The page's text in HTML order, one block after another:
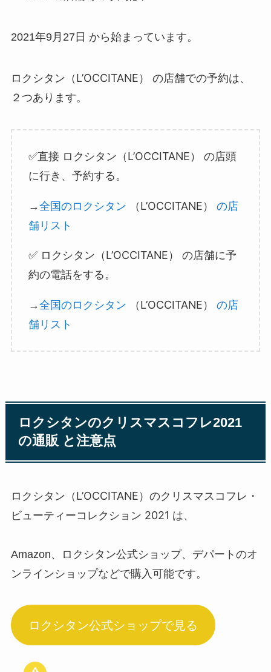
2021年9月27日 から始まっています。
ロクシタン（L’OCCITANE）
の店舗での予約は、
２つあります。
✅直接 ロクシタン（L’OCCITANE）
の店頭
に行き、予約する。
→全国のロクシタン （L’OCCITANE）
の店
舗リスト
✅ ロクシタン（L’OCCITANE）
の店舗に予
約の電話をする。
→全国のロクシタン （L’OCCITANE）
の店
舗リスト
ロクシタンのクリスマスコフレ2021
の通販 と注意点
ロクシタン（L’OCCITANE）のクリスマスコフレ・
ビューティーコレクション 2021 は、
Amazon、ロクシタン公式ショップ、デパートのオ
ンラインショップなどで購入可能です。
ロクシタン公式ショップで見る